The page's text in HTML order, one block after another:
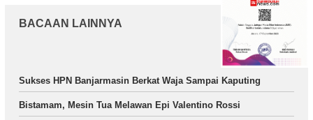
BACAAN LAINNYA
Sukses HPN Banjarmasin Berkat Waja Sampai Kaputing
Bistamam, Mesin Tua Melawan Epi Valentino Rossi